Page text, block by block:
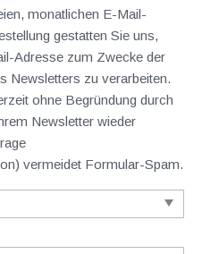
monatlichen E-Mail-
gestatten Sie uns,
Adresse zum Zwecke der
Newsletters zu verarbeiten.
ohne Begründung durch
Newsletter wieder
vermeidet Formular-Spam.